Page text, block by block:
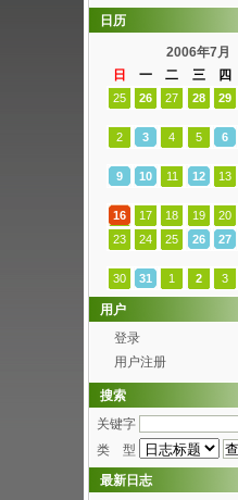
日历
2006年7月
日
一 二 三 四
25 26 27 28
29
2
3 4 5
6
9
10 11 12
13
16
17 18 19 20
23
24 25 26
27
30
31 1 2 3
用户
登录
用户注册
搜索
关键字
类 型
最新日志